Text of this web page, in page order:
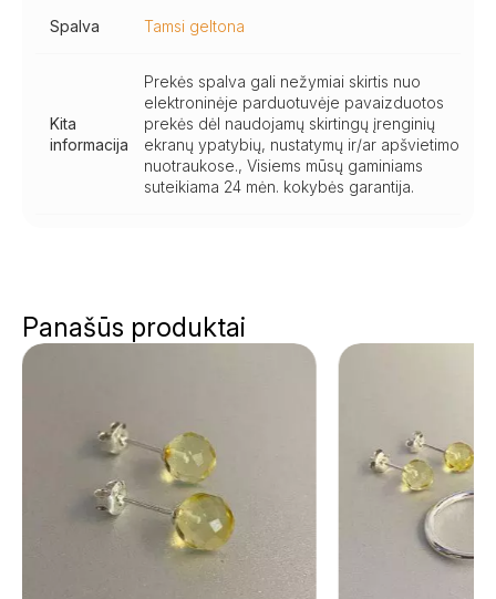
Spalva Tamsi geltona
Kita
informacija
Prekės spalva gali nežymiai skirtis nuo
elektroninėje parduotuvėje pavaizduotos
prekės dėl naudojamų skirtingų įrenginių
ekranų ypatybių, nustatymų ir/ar apšvietimo
nuotraukose., Visiems mūsų gaminiams
suteikiama 24 mėn. kokybės garantija.
Panašūs produktai